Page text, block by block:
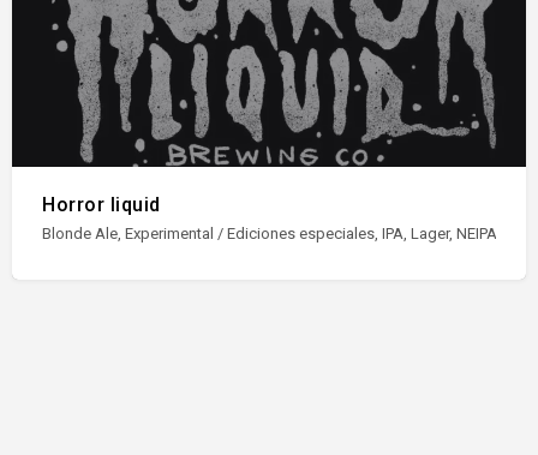
Horror liquid
Blonde Ale, Experimental / Ediciones especiales, IPA, Lager, NEIPA /